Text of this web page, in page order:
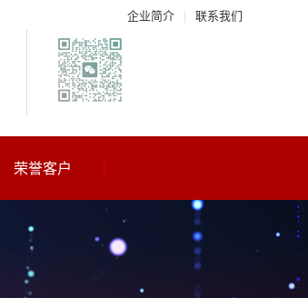
企业简介 | 联系我们
荣誉客户